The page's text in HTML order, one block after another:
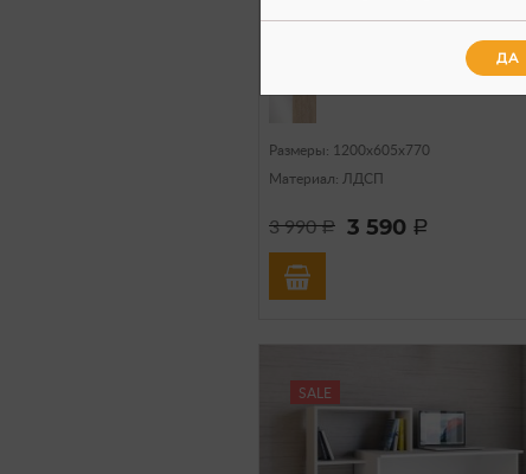
СТ 1200 (Дуб делано/
Размеры: 1200х605х770
Материал: ЛДСП
3 990a 3 590 a
SALE
ДА